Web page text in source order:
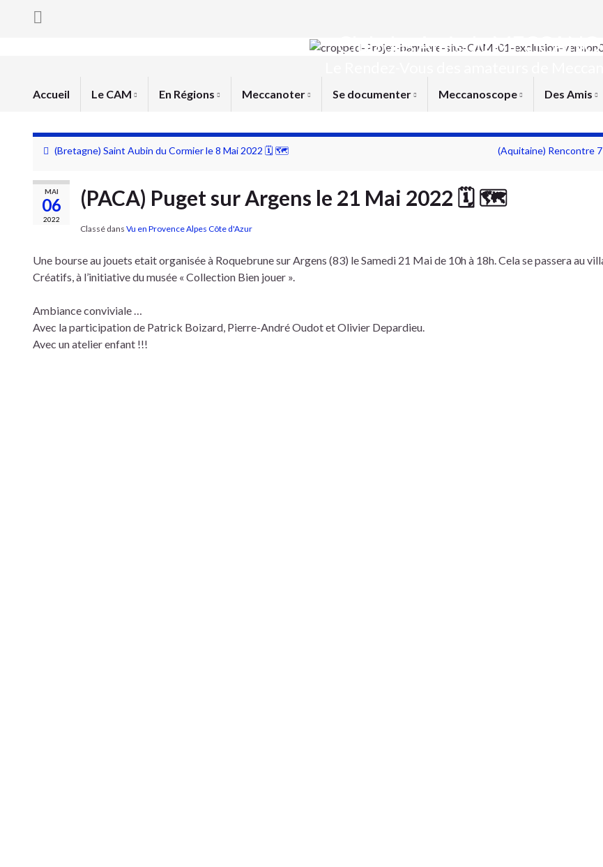
Club des Amis du MECCANO
Accueil Le CAM En Régions Meccanoter Se documenter Meccanoscope Des Amis
(Bretagne) Saint Aubin du Cormier le 8 Mai 2022 🗓 🗺 (Aquitaine) Rencontre
MAI
06
2022
(PACA) Puget sur Argens le 21 Mai 2022 🗓 🗺
Classé dans Vu en Provence Alpes Côte d'Azur
Une bourse au jouets etait organisée à Roquebrune sur Argens (83) le Samedi 21 Mai de 10h à 18h. Cela se passera au
Créatifs, à l’initiative du musée « Collection Bien jouer ».
Ambiance conviviale …
Avec la participation de Patrick Boizard, Pierre-André Oudot et Olivier Depardieu.
Avec un atelier enfant !!!